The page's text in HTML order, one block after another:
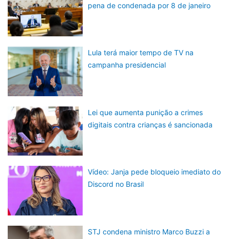
pena de condenada por 8 de janeiro
Lula terá maior tempo de TV na
campanha presidencial
Lei que aumenta punição a crimes
digitais contra crianças é sancionada
Vídeo: Janja pede bloqueio imediato do
Discord no Brasil
STJ condena ministro Marco Buzzi a